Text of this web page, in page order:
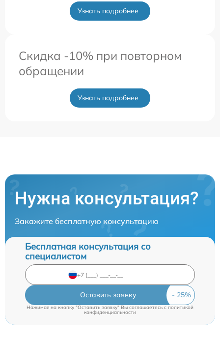
Узнать подробнее
Скидка -10% при повторном
обращении
Узнать подробнее
Нужна консультация?
Закажите бесплатную консультацию
Бесплатная консультация со
специалистом
Оставить заявку
Нажимая на кнопку "Оставить заявку" Вы соглашаетесь cполитикой
конфиденциальности